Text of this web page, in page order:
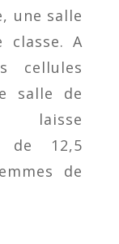
une salle
classe. A
cellules
salle de
laisse
de 12,5
de